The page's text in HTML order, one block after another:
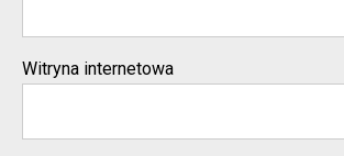
Witryna internetowa